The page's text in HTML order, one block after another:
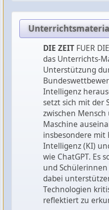
DIE ZEITFUER
das Unterrichts-
Unterstützung
Intelligenz
setzt sich mit der
zwischen Mensch
Maschine
insbesondere mit
Intelligenz (KI)
wie ChatGPT. Es
und
dabei
Technologien
reflektiert zu